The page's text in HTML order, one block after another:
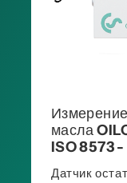
масла
ISO 8573
Датчик